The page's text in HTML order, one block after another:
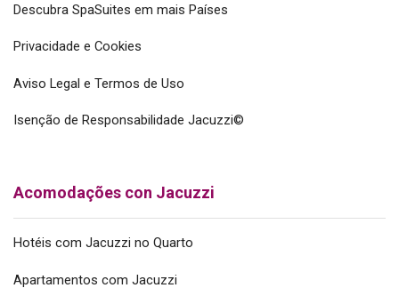
Descubra SpaSuites em mais Países
Privacidade e Cookies
Aviso Legal e Termos de Uso
Isenção de Responsabilidade Jacuzzi©
Acomodações con Jacuzzi
Hotéis com Jacuzzi no Quarto
Apartamentos com Jacuzzi